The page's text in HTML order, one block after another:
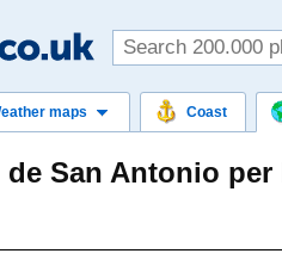
maps Coast
de San Antonio per